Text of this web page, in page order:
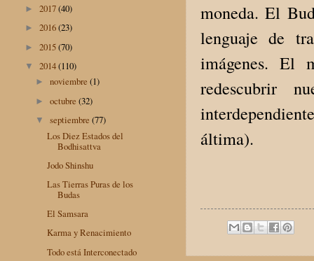
moneda. El
lenguaje de
imágenes. El
redescubrir
áltima).
► 2017(40)
► 2016(23)
► 2015(70)
▼ 2014(110)
►noviembre(1)
►octubre(32)
▼septiembre(77)
Los Diez Estados del
Bodhisattva
Jodo Shinshu
Las Tierras Puras de los
Budas
El Samsara
Karma y Renacimiento
Todo está Interconectado